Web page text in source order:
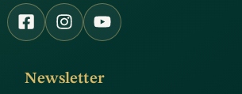
Newsletter